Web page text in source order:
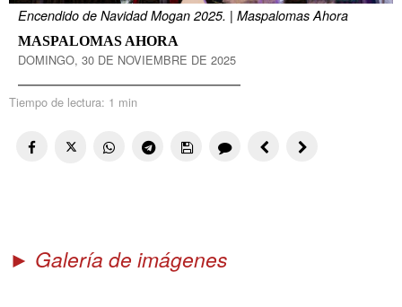
Encendido de Navidad Mogan 2025. | Maspalomas Ahora
MASPALOMAS AHORA
DOMINGO, 30 DE NOVIEMBRE DE 2025
Tiempo de lectura: 1 min
► Galería de imágenes